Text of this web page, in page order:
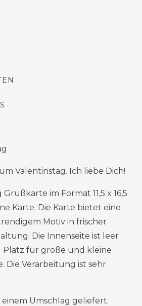
Valentinstag. Ich liebe Dich!
im Format 11,5 x 16,5
Karte. Die Karte bietet eine
Motiv in frischer
Die Innenseite ist leer
für große und kleine
Die Verarbeitung ist sehr
Umschlag geliefert.